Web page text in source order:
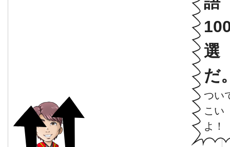
選
だ
つい
こい
よ！